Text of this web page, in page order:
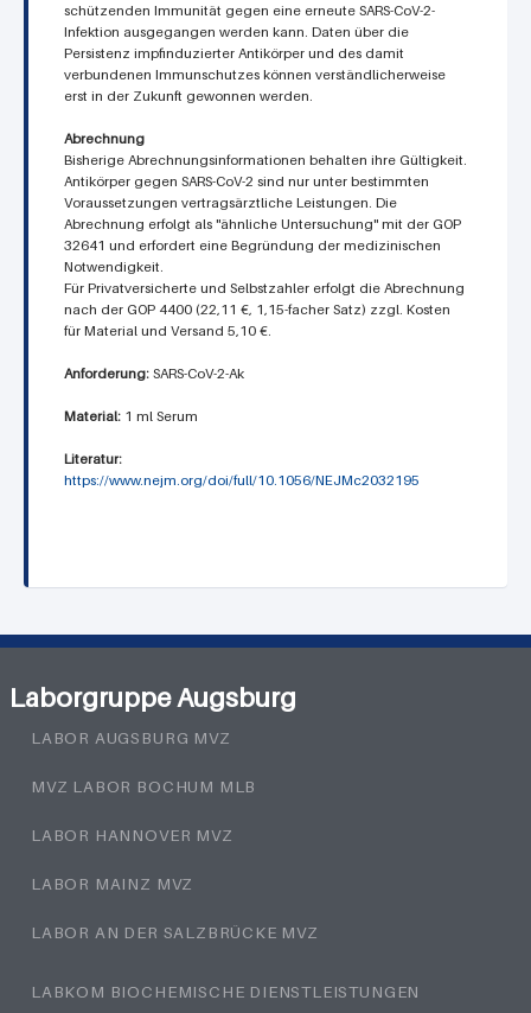
schützenden Immunität gegen eine erneute SARS-CoV-2-
Infektion ausgegangen werden kann. Daten über die
Persistenz impfinduzierter Antikörper und des damit
verbundenen Immunschutzes können verständlicherweise
erst in der Zukunft gewonnen werden.
Abrechnung
Bisherige Abrechnungsinformationen behalten ihre Gültigkeit.
Antikörper gegen SARS-CoV-2 sind nur unter bestimmten
Voraussetzungen vertragsärztliche Leistungen. Die
Abrechnung erfolgt als "ähnliche Untersuchung" mit der GOP
32641 und erfordert eine Begründung der medizinischen
Notwendigkeit.
Für Privatversicherte und Selbstzahler erfolgt die Abrechnung
nach der GOP 4400 (22,11 €, 1,15-facher Satz) zzgl. Kosten
für Material und Versand 5,10 €.
Anforderung: SARS-CoV-2-Ak
Material: 1 ml Serum
Literatur:
https://www.nejm.org/doi/full/10.1056/NEJMc2032195
Laborgruppe Augsburg
LABOR AUGSBURG MVZ
MVZ LABOR BOCHUM MLB
LABOR HANNOVER MVZ
LABOR MAINZ MVZ
LABOR AN DER SALZBRÜCKE MVZ
LABKOM BIOCHEMISCHE DIENSTLEISTUNGEN